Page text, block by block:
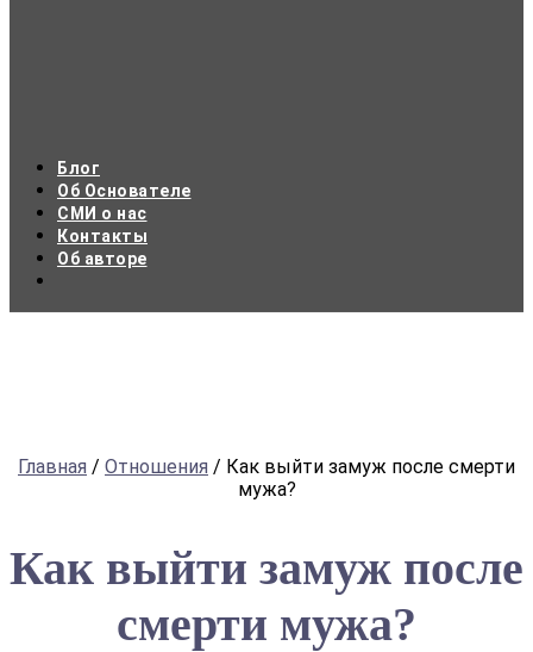
Блог
Об Основателе
СМИ о нас
Контакты
Об авторе
Главная / Отношения / Как выйти замуж после смерти
мужа?
Как выйти замуж после
смерти мужа?